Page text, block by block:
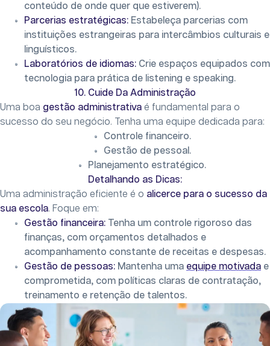
conteúdo de onde quer que estiverem).
Parcerias estratégicas: Estabeleça parcerias com
instituições estrangeiras para intercâmbios culturais e
linguísticos.
Laboratórios de idiomas: Crie espaços equipados com
tecnologia para prática de listening e speaking.
10. Cuide Da Administração
Uma boa gestão administrativa é fundamental para o
sucesso do seu negócio. Tenha uma equipe dedicada para:
Controle financeiro.
Gestão de pessoal.
Planejamento estratégico.
Detalhando as Dicas:
Uma administração eficiente é o alicerce para o sucesso da
sua escola. Foque em:
Gestão financeira: Tenha um controle rigoroso das
finanças, com orçamentos detalhados e
acompanhamento constante de receitas e despesas.
Gestão de pessoas: Mantenha uma equipe motivada e
comprometida, com políticas claras de contratação,
treinamento e retenção de talentos.